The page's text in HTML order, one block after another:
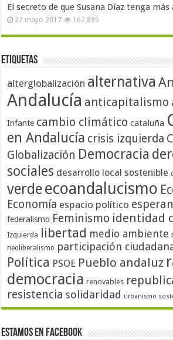
El secreto de que Susana Díaz tenga
22 mayo 2017 162,895
Etiquetas
alterglobalización alternativa
Andalucía anticapitalismo
Infante cambio climático cataluña
en Andalucía crisis izquierda
Globalización Democracia
sociales desarrollo local sostenible
verdeecoandalucismo
Economía espacio político
federalismo Feminismo identidad
Izquierda libertad medio ambiente
neoliberalismo participación
Política PSOE Pueblo andaluz
democracia renovables
resistencia solidaridad urbanismo
Estamos en Facebook